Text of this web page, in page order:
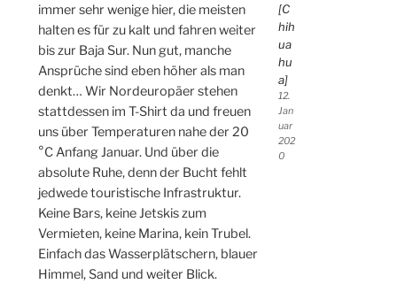
immer sehr wenige hier, die meisten
halten es für zu kalt und fahren weiter
bis zur Baja Sur. Nun gut, manche
Ansprüche sind eben höher als man
denkt… Wir Nordeuropäer stehen
stattdessen im T-Shirt da und freuen
uns über Temperaturen nahe der 20
°C Anfang Januar. Und über die
absolute Ruhe, denn der Bucht fehlt
jedwede touristische Infrastruktur.
Keine Bars, keine Jetskis zum
Vermieten, keine Marina, kein Trubel.
Einfach das Wasserplätschern, blauer
Himmel, Sand und weiter Blick.
[C
hih
ua
hu
a]
12.
Jan
uar
202
0